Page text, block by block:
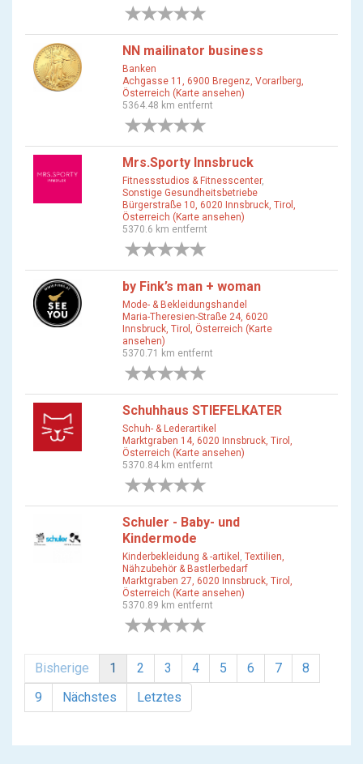
NN mailinator business
Banken
Achgasse 11, 6900 Bregenz, Vorarlberg,
Österreich (Karte ansehen)
5364.48 km entfernt
Mrs.Sporty Innsbruck
Fitnessstudios & Fitnesscenter,
Sonstige Gesundheitsbetriebe
Bürgerstraße 10, 6020 Innsbruck, Tirol,
Österreich (Karte ansehen)
5370.6 km entfernt
by Fink’s man + woman
Mode- & Bekleidungshandel
Maria-Theresien-Straße 24, 6020
Innsbruck, Tirol, Österreich (Karte
ansehen)
5370.71 km entfernt
Schuhhaus STIEFELKATER
Schuh- & Lederartikel
Marktgraben 14, 6020 Innsbruck, Tirol,
Österreich (Karte ansehen)
5370.84 km entfernt
Schuler - Baby- und
Kindermode
Kinderbekleidung & -artikel , Textilien,
Nähzubehör & Bastlerbedarf
Marktgraben 27, 6020 Innsbruck, Tirol,
Österreich (Karte ansehen)
5370.89 km entfernt
Bisherige 1 2 3 4 5 6 7
8
9
Nächstes Letztes